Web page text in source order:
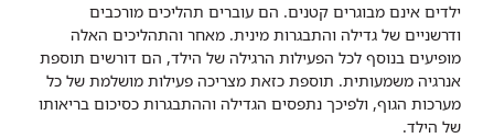
ילדים אינם מבוגרים קטנים. הם עוברים תהליכים מורכבים
ודרשניים של גדילה והתבגרות מינית. מאחר והתהליכים האלה
מופיעים בנוסף לכל הפעילות הרגילה של הילד, הם דורשים תוספת
אנרגיה משמעותית. תוספת כזאת מצריכה פעילות מושלמת של כל
מערכות הגוף, ולפיכך נתפסים הגדילה וההתבגרות כסיכום בריאותו
של הילד.